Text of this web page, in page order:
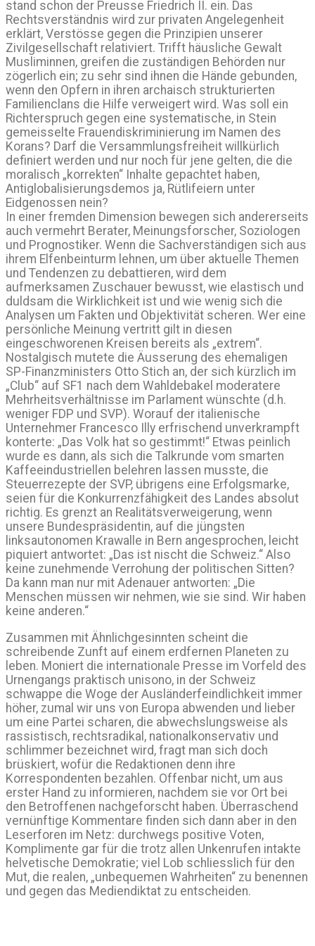
stand schon der Preusse Friedrich II. ein. Das
Rechtsverständnis wird zur privaten Angelegenheit
erklärt, Verstösse gegen die Prinzipien unserer
Zivilgesellschaft relativiert. Trifft häusliche Gewalt
Musliminnen, greifen die zuständigen Behörden nur
zögerlich ein; zu sehr sind ihnen die Hände gebunden,
wenn den Opfern in ihren archaisch strukturierten
Familienclans die Hilfe verweigert wird. Was soll ein
Richterspruch gegen eine systematische, in Stein
gemeisselte Frauendiskriminierung im Namen des
Korans? Darf die Versammlungsfreiheit willkürlich
definiert werden und nur noch für jene gelten, die die
moralisch „korrekten“ Inhalte gepachtet haben,
Antiglobalisierungsdemos ja, Rütlifeiern unter
Eidgenossen nein?
In einer fremden Dimension bewegen sich andererseits
auch vermehrt Berater, Meinungsforscher, Soziologen
und Prognostiker. Wenn die Sachverständigen sich aus
ihrem Elfenbeinturm lehnen, um über aktuelle Themen
und Tendenzen zu debattieren, wird dem
aufmerksamen Zuschauer bewusst, wie elastisch und
duldsam die Wirklichkeit ist und wie wenig sich die
Analysen um Fakten und Objektivität scheren. Wer eine
persönliche Meinung vertritt gilt in diesen
eingeschworenen Kreisen bereits als „extrem“.
Nostalgisch mutete die Äusserung des ehemaligen
SP-Finanzministers Otto Stich an, der sich kürzlich im
„Club“ auf SF1 nach dem Wahldebakel moderatere
Mehrheitsverhältnisse im Parlament wünschte (d.h.
weniger FDP und SVP). Worauf der italienische
Unternehmer Francesco Illy erfrischend unverkrampft
konterte: „Das Volk hat so gestimmt!“ Etwas peinlich
wurde es dann, als sich die Talkrunde vom smarten
Kaffeeindustriellen belehren lassen musste, die
Steuerrezepte der SVP, übrigens eine Erfolgsmarke,
seien für die Konkurrenzfähigkeit des Landes absolut
richtig. Es grenzt an Realitätsverweigerung, wenn
unsere Bundespräsidentin, auf die jüngsten
linksautonomen Krawalle in Bern angesprochen, leicht
piquiert antwortet: „Das ist nischt die Schweiz.“ Also
keine zunehmende Verrohung der politischen Sitten?
Da kann man nur mit Adenauer antworten: „Die
Menschen müssen wir nehmen, wie sie sind. Wir haben
keine anderen.“
Zusammen mit Ähnlichgesinnten scheint die
schreibende Zunft auf einem erdfernen Planeten zu
leben. Moniert die internationale Presse im Vorfeld des
Urnengangs praktisch unisono, in der Schweiz
schwappe die Woge der Ausländerfeindlichkeit immer
höher, zumal wir uns von Europa abwenden und lieber
um eine Partei scharen, die abwechslungsweise als
rassistisch, rechtsradikal, nationalkonservativ und
schlimmer bezeichnet wird, fragt man sich doch
brüskiert, wofür die Redaktionen denn ihre
Korrespondenten bezahlen. Offenbar nicht, um aus
erster Hand zu informieren, nachdem sie vor Ort bei
den Betroffenen nachgeforscht haben. Überraschend
vernünftige Kommentare finden sich dann aber in den
Leserforen im Netz: durchwegs positive Voten,
Komplimente gar für die trotz allen Unkenrufen intakte
helvetische Demokratie; viel Lob schliesslich für den
Mut, die realen, „unbequemen Wahrheiten“ zu benennen
und gegen das Mediendiktat zu entscheiden.